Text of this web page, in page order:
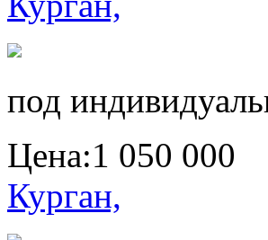
под
Цена:1 050 000
Курган,